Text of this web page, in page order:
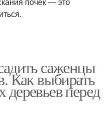
саженцы
Как выбирать
перед